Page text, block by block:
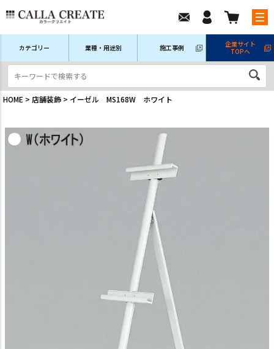
ログイン/マイページ
注文履歴
TEL:06-7493-2639(平日9:00～18:00)
メールで問い合わせる
カテゴリー 業種・用途別 施工事例
企業サイト
TOPへ
HOME 店舗装飾 イーゼル MS168W ホワイト